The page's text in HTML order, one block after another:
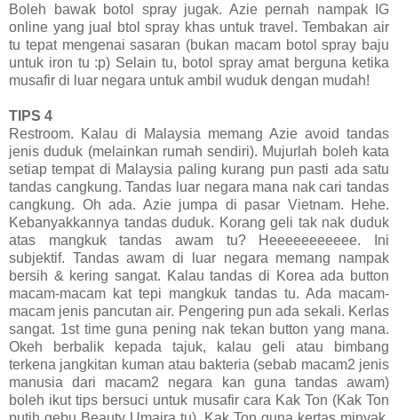
Boleh bawak botol spray jugak. Azie pernah nampak IG
online yang jual btol spray khas untuk travel. Tembakan air
tu tepat mengenai sasaran (bukan macam botol spray baju
untuk iron tu :p) Selain tu, botol spray amat berguna ketika
musafir di luar negara untuk ambil wuduk dengan mudah!
TIPS 4
Restroom. Kalau di Malaysia memang Azie avoid tandas
jenis duduk (melainkan rumah sendiri). Mujurlah boleh kata
setiap tempat di Malaysia paling kurang pun pasti ada satu
tandas cangkung. Tandas luar negara mana nak cari tandas
cangkung. Oh ada. Azie jumpa di pasar Vietnam. Hehe.
Kebanyakkannya tandas duduk. Korang geli tak nak duduk
atas mangkuk tandas awam tu? Heeeeeeeeeee. Ini
subjektif. Tandas awam di luar negara memang nampak
bersih & kering sangat. Kalau tandas di Korea ada button
macam-macam kat tepi mangkuk tandas tu. Ada macam-
macam jenis pancutan air. Pengering pun ada sekali. Kerlas
sangat. 1st time guna pening nak tekan button yang mana.
Okeh berbalik kepada tajuk, kalau geli atau bimbang
terkena jangkitan kuman atau bakteria (sebab macam2 jenis
manusia dari macam2 negara kan guna tandas awam)
boleh ikut tips bersuci untuk musafir cara Kak Ton (Kak Ton